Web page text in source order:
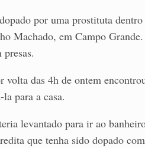
por uma prostituta dentro
Machado, em Campo
das 4h de ontem
para a casa.
levantado para ir ao
que tenha sido dopado